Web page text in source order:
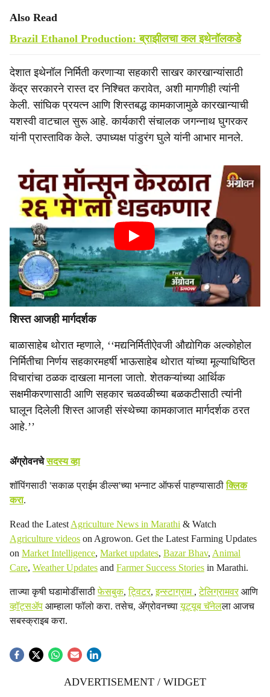
Also Read
Brazil Ethanol Production: ब्राझीलचा कल इथेनॉलकडे
देशात इथेनॉल निर्मिती करणाऱ्या सहकारी साखर कारखान्यांसाठी
केंद्र सरकारने रास्त दर निश्चित करावेत, अशी मागणीही त्यांनी
केली. सांघिक प्रयत्न आणि शिस्तबद्ध कामकाजामुळे कारखान्याची
यशस्वी वाटचाल सुरू आहे. कार्यकारी संचालक जगन्नाथ घुगरकर
यांनी प्रास्ताविक केले. उपाध्यक्ष पांडुरंग घुले यांनी आभार मानले.
शिस्त आजही मार्गदर्शक
बाळासाहेब थोरात म्हणाले, ‘‘मद्यनिर्मितीऐवजी औद्योगिक अल्कोहोल
निर्मितीचा निर्णय सहकारमहर्षी भाऊसाहेब थोरात यांच्या मूल्याधिष्ठित
विचारांचा ठळक दाखला मानला जातो. शेतकऱ्यांच्या आर्थिक
सक्षमीकरणासाठी आणि सहकार चळवळीच्या बळकटीसाठी त्यांनी
घालून दिलेली शिस्त आजही संस्थेच्या कामकाजात मार्गदर्शक ठरत
आहे.’’
ॲग्रोवनचेसदस्य व्हा
शॉपिंगसाठी 'सकाळ प्राईम डील्स'च्या भन्नाट ऑफर्स पाहण्यासाठीक्लिक
करा.
Read the Latest Agriculture News in Marathi & Watch
Agriculture videos on Agrowon. Get the Latest Farming Updates
on Market Intelligence, Market updates, Bazar Bhav, Animal
Care, Weather Updates and Farmer Success Stories in Marathi.
ताज्या कृषी घडामोडींसाठीफेसबुक,ट्विटर,इन्स्टाग्राम ,टेलिग्रामवरआणि
व्हॉट्सॲप आम्हाला फॉलो करा. तसेच, ॲग्रोवनच्यायूट्यूब चॅनेलला आजच
सबस्क्राइब करा.
ADVERTISEMENT / WIDGET